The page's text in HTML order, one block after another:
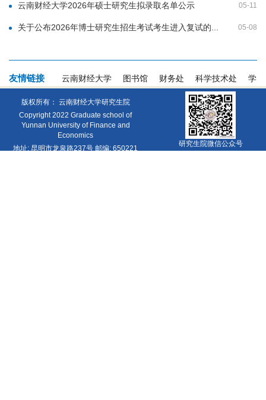
云南财经大学2026年硕士研究生拟录取名单公示 05-11
关于公布2026年博士研究生招生考试考生进入复试的... 05-08
友情链接 云南财经大学 图书馆 财务处 科学技术处
学
版权所有： 云南财经大学研究生院
Copyright 2022 Graduate school of
Yunnan University of Finance and
Economics
地址: 昆明市龙泉路237号 邮编: 650221
研究生院微信公众号